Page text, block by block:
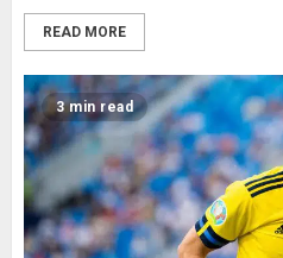
READ MORE
3 min read